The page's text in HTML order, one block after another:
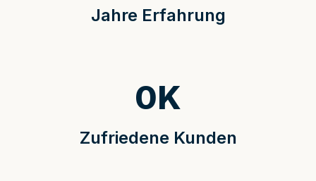
Jahre Erfahrung
Zufriedene Kunden
0K